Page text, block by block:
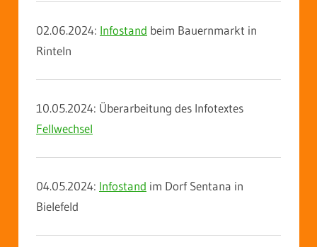
02.06.2024: Infostand beim Bauernmarkt in
Rinteln
10.05.2024: Überarbeitung des Infotextes
Fellwechsel
04.05.2024: Infostand im Dorf Sentana in
Bielefeld